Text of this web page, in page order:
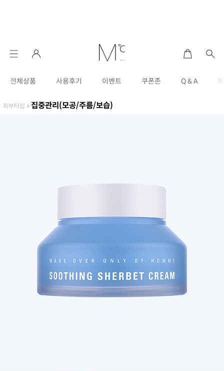
전체상품 사용후기 이벤트 쿠폰존 Q & A
피부타입 > 집중관리(모공/주름/보습)